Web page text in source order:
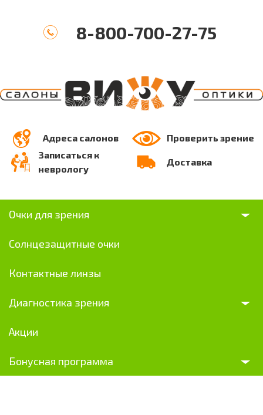
8-800-700-27-75
Адреса салонов
Проверить зрение
Записаться к
неврологу
Доставка
Очки для зрения
Солнцезащитные очки
Контактные линзы
Диагностика зрения
Акции
Бонусная программа